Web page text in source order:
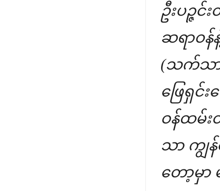
ဦးပဉ္ဇ
ဆရာဝန်
(သက်သာ
ဖြေရှင်
ဝန်ထမ်း
သာ ကျွန်
တော့မှ